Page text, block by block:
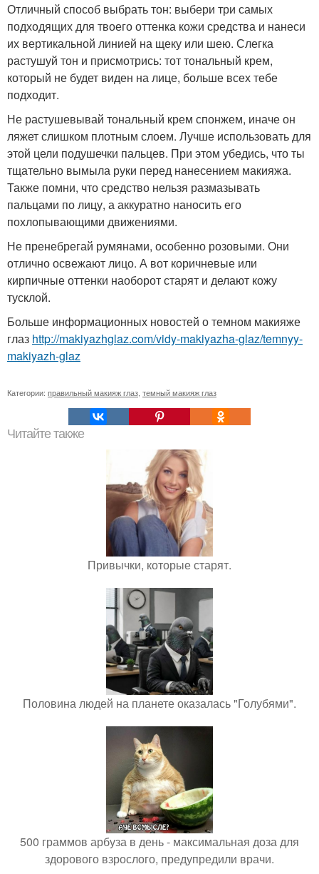
Отличный способ выбрать тон: выбери три самых
подходящих для твоего оттенка кожи средства и нанеси
их вертикальной линией на щеку или шею. Слегка
растушуй тон и присмотрись: тот тональный крем,
который не будет виден на лице, больше всех тебе
подходит.
Не растушевывай тональный крем спонжем, иначе он
ляжет слишком плотным слоем. Лучше использовать для
этой цели подушечки пальцев. При этом убедись, что ты
тщательно вымыла руки перед нанесением макияжа.
Также помни, что средство нельзя размазывать
пальцами по лицу, а аккуратно наносить его
похлопывающими движениями.
Не пренебрегай румянами, особенно розовыми. Они
отлично освежают лицо. А вот коричневые или
кирпичные оттенки наоборот старят и делают кожу
тусклой.
Больше информационных новостей о темном макияже
глаз http://makiyazhglaz.com/vidy-makiyazha-glaz/temnyy-
makiyazh-glaz
Категории: правильный макияж глаз, темный макияж глаз
Читайте также
Привычки, которые старят.
Половина людей на планете оказалась "Голубями".
500 граммов арбуза в день - максимальная доза для
здорового взрослого, предупредили врачи.